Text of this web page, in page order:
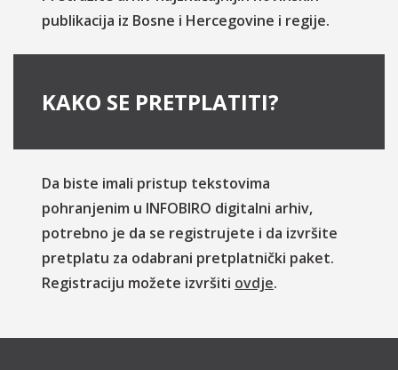
publikacija iz Bosne i Hercegovine i regije.
KAKO SE PRETPLATITI?
Da biste imali pristup tekstovima
pohranjenim u INFOBIRO digitalni arhiv,
potrebno je da se registrujete i da izvršite
pretplatu za odabrani pretplatnički paket.
Registraciju možete izvršiti ovdje.